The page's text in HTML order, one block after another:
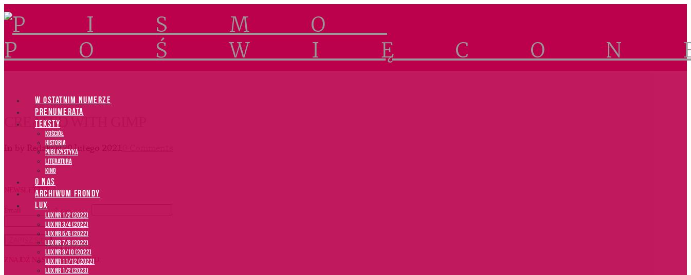
W OSTATNIM NUMERZE
PRENUMERATA
TEKSTY
Kościół
Historia
Publicystyka
Literatura
Kino
O NAS
ARCHIWUM FRONDY
LUX
LUX NR 1/2 (2022)
LUX NR 3/4 (2022)
LUX NR 5/6 (2022)
LUX NR 7/8 (2022)
LUX nr 9/10 (2022)
LUX NR 11/12 (2022)
LUX NR 1/2 (2023)
CREATED WITH GIMP
In by Redakcja20 lutego 2021
NEWSLETTER
Email*
ZNAJDŹ NAS NA FACEBOOKU: